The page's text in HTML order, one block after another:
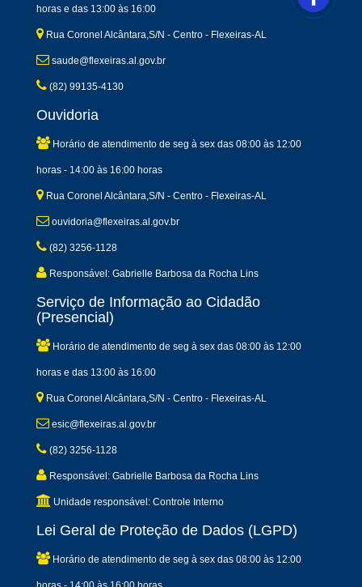
horas e das 13:00 às 16:00
Rua Coronel Alcântara,S/N - Centro - Flexeiras-AL
saude@flexeiras.al.gov.br
(82) 99135-4130
Ouvidoria
Horário de atendimento de seg à sex das 08:00 às 12:00
horas - 14:00 às 16:00 horas
Rua Coronel Alcântara,S/N - Centro - Flexeiras-AL
ouvidoria@flexeiras.al.gov.br
(82) 3256-1128
Responsável: Gabrielle Barbosa da Rocha Lins
Serviço de Informação ao Cidadão
(Presencial)
Horário de atendimento de seg à sex das 08:00 às 12:00
horas e das 13:00 às 16:00
Rua Coronel Alcântara,S/N - Centro - Flexeiras-AL
esic@flexeiras.al.gov.br
(82) 3256-1128
Responsável: Gabrielle Barbosa da Rocha Lins
Unidade responsável: Controle Interno
Lei Geral de Proteção de Dados (LGPD)
Horário de atendimento de seg à sex das 08:00 às 12:00